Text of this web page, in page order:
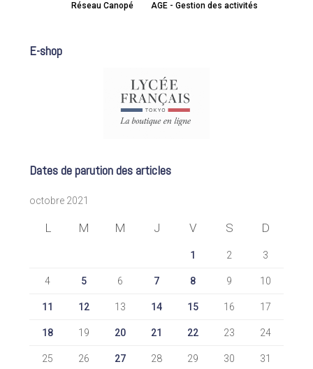
Réseau Canopé AGE - Gestion des activités
E-shop
Dates de parution des articles
octobre 2021
L M M J V S D
1 2 3
4 5 6 7 8 9 10
11 12 13 14 15 16 17
18 19 20 21 22 23 24
25 26 27 28 29 30
31